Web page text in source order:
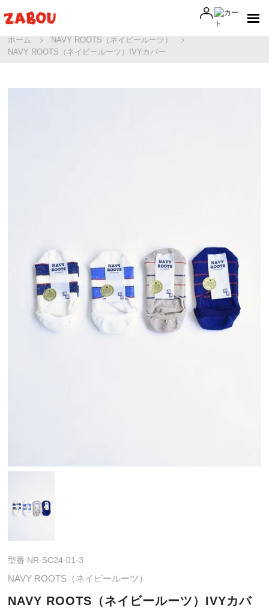
ホーム
NAVY ROOTS（ネイビールーツ）
NAVY ROOTS（ネイビールーツ）IVYカバー
型番 NR-SC24-01-3
NAVY ROOTS（ネイビールーツ）
NAVY ROOTS（ネイビールーツ）IVYカバ